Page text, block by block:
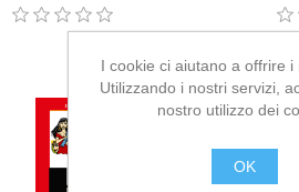
I cookie ci aiutano a offrire i
Utilizzando i nostri servizi,
nostro utilizzo dei
OK